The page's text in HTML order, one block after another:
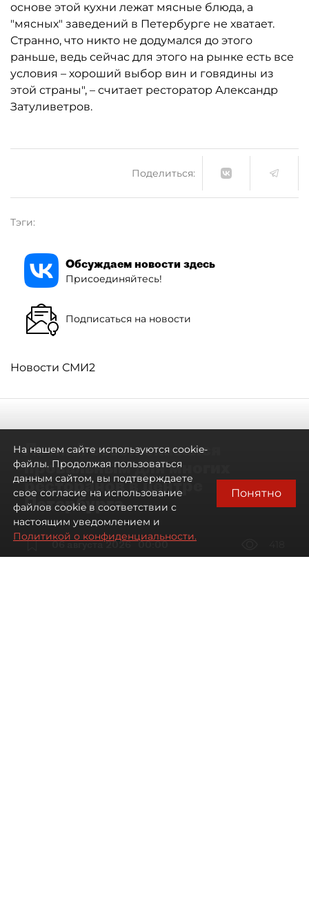
основе этой кухни лежат мясные блюда, а
"мясных" заведений в Петербурге не хватает.
Странно, что никто не додумался до этого
раньше, ведь сейчас для этого на рынке есть все
условия – хороший выбор вин и говядины из
этой страны", – считает ресторатор Александр
Затуливетров.
Поделиться:
Тэги:
Обсуждаем новости здесь
Присоединяйтесь!
Подписаться на новости
Новости СМИ2
Летний сезон оказался
провальным для многих
ресторанов в центре
Петербурга
06 августа 2026 00:00
На нашем сайте используются cookie-
файлы. Продолжая пользоваться
данным сайтом, вы подтверждаете
свое согласие на использование
файлов cookie в соответствии с
настоящим уведомлением и
Политикой о конфиденциальности.
Понятно